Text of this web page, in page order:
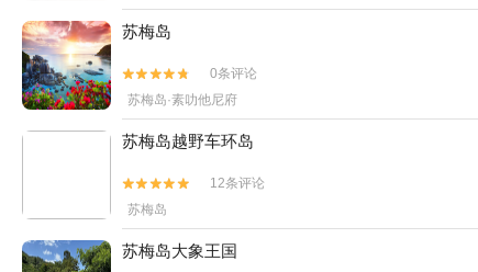
苏梅岛


0条评论
苏梅岛·素叻他尼府
苏梅岛越野车环岛


12条评论
苏梅岛
苏梅岛大象王国